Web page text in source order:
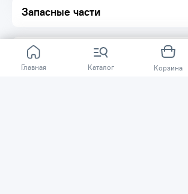
Главная Каталог Корзина
Запасные части